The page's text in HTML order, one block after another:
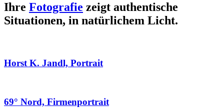
Ihre Fotografie zeigt authentische
Situationen, in natürlichem Licht.
Horst K. Jandl, Portrait
69° Nord, Firmenportrait